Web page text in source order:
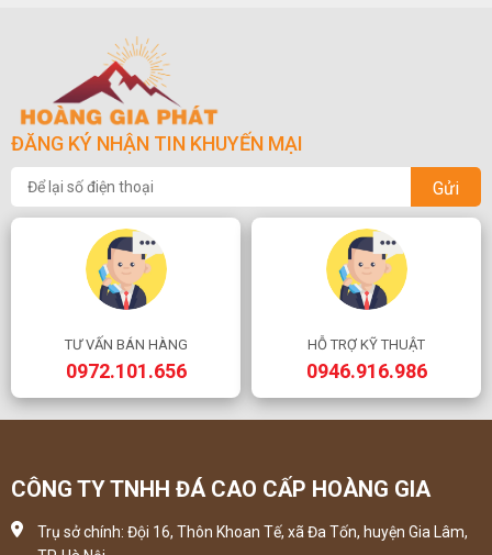
ĐĂNG KÝ NHẬN TIN KHUYẾN MẠI
Gửi
TƯ VẤN BÁN HÀNG
0972.101.656
HỖ TRỢ KỸ THUẬT
0946.916.986
CÔNG TY TNHH ĐÁ CAO CẤP HOÀNG GIA
Trụ sở chính: Đội 16, Thôn Khoan Tế, xã Đa Tốn, huyện Gia Lâm,